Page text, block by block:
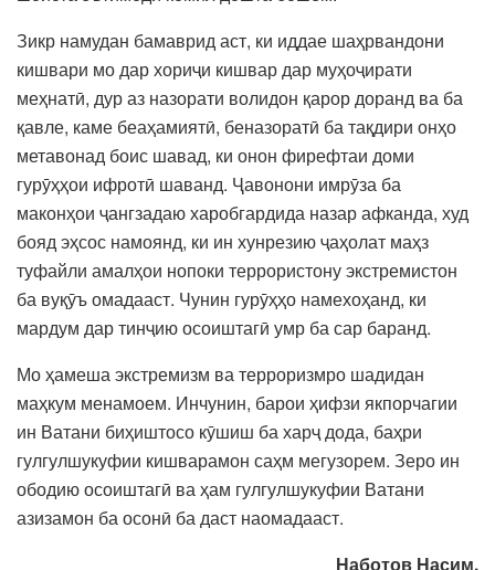
Зикр намудан бамаврид аст, ки иддае шаҳрвандони
кишвари мо дар хориҷи кишвар дар муҳоҷирати
меҳнатӣ, дур аз назорати волидон қарор доранд ва ба
қавле, каме беаҳамиятӣ, беназоратӣ ба тақдири онҳо
метавонад боис шавад, ки онон фирефтаи доми
гурӯҳҳои ифротӣ шаванд. Ҷавонони имрӯза ба
маконҳои ҷангзадаю харобгардида назар афканда, худ
бояд эҳсос намоянд, ки ин хунрезию ҷаҳолат маҳз
туфайли амалҳои нопоки террористону экстремистон
ба вуқӯъ омадааст. Чунин гурӯҳҳо намехоҳанд, ки
мардум дар тинҷию осоиштагӣ умр ба сар баранд.
Мо ҳамеша экстремизм ва терроризмро шадидан
маҳкум менамоем. Инчунин, барои ҳифзи якпорчагии
ин Ватани биҳиштосо кӯшиш ба харҷ дода, баҳри
гулгулшукуфии кишварамон саҳм мегузорем. Зеро ин
ободию осоиштагӣ ва ҳам гулгулшукуфии Ватани
азизамон ба осонӣ ба даст наомадааст.
Наботов Насим,